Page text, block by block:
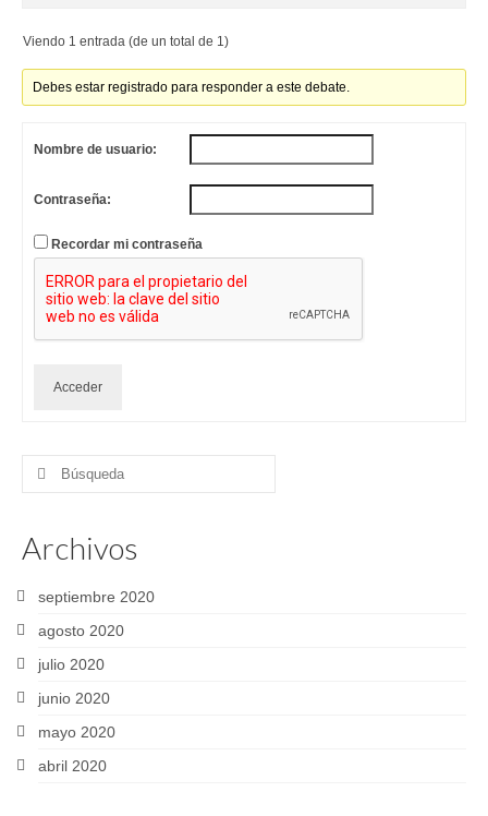
Viendo 1 entrada (de un total de 1)
Debes estar registrado para responder a este debate.
Nombre de usuario:
Contraseña:
Recordar mi contraseña
Acceder
Buscar
Archivos
septiembre 2020
agosto 2020
julio 2020
junio 2020
mayo 2020
abril 2020